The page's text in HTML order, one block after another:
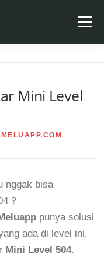
Menu
Mini Level
nggak bisa
?
punya solusi
ada di level ini.
Mini Level 504.